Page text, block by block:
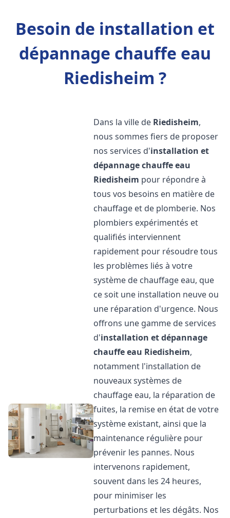
Besoin de installation et
dépannage chauffe eau
Riedisheim ?
Dans la ville de Riedisheim,
nous sommes fiers de proposer
nos services d'installation et
dépannage chauffe eau
Riedisheim pour répondre à
tous vos besoins en matière de
chauffage et de plomberie. Nos
plombiers expérimentés et
qualifiés interviennent
rapidement pour résoudre tous
les problèmes liés à votre
système de chauffage eau, que
ce soit une installation neuve ou
une réparation d'urgence. Nous
offrons une gamme de services
d'installation et dépannage
chauffe eau Riedisheim,
notamment l'installation de
nouveaux systèmes de
chauffage eau, la réparation de
fuites, la remise en état de votre
système existant, ainsi que la
maintenance régulière pour
prévenir les pannes. Nous
intervenons rapidement,
souvent dans les 24 heures,
pour minimiser les
perturbations et les dégâts. Nos